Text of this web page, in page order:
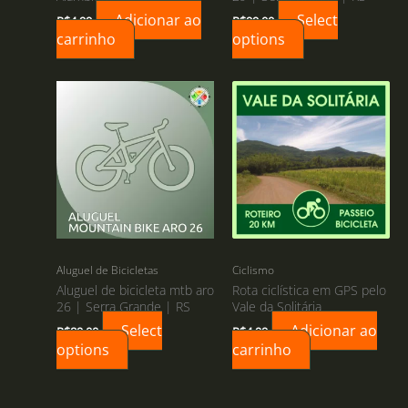
R$4,99
Adicionar ao
carrinho
R$99,00
Select
options
Aluguel de Bicicletas
Aluguel de bicicleta mtb aro
26 | Serra Grande | RS
R$89,00
Select
options
Ciclismo
Rota ciclística em GPS pelo
Vale da Solitária
R$4,99
Adicionar ao
carrinho